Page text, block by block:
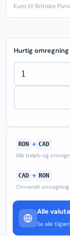
Euro til Britiske
Hurtig omregning
RON → CAD
Alle beløb og
CAD → RON
Omvendt omregning
Alle
Se alle